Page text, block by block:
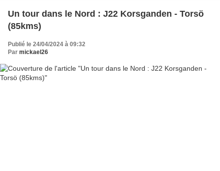
Un tour dans le Nord : J22 Korsganden - Torsö
(85kms)
Publié le 24/04/2024 à 09:32
Par mickael26